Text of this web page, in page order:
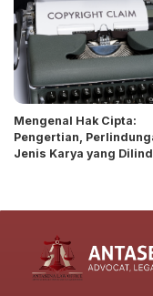
Mengenal Hak Cipta:
Pengertian,
Jenis Karya yang